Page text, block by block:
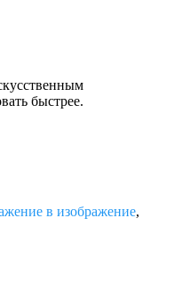
быстрее.
в изображение,